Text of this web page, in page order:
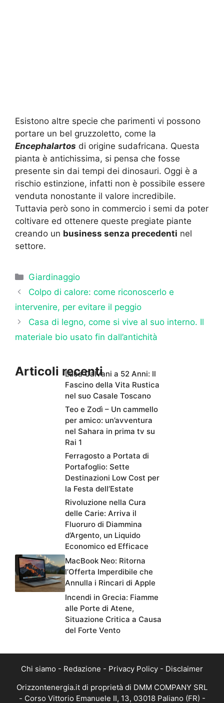
Esistono altre specie che parimenti vi possono
portare un bel gruzzoletto, come la
Encephalartos di origine sudafricana. Questa
pianta è antichissima, si pensa che fosse
presente sin dai tempi dei dinosauri. Oggi è a
rischio estinzione, infatti non è possibile essere
venduta nonostante il valore incredibile.
Tuttavia però sono in commercio i semi da poter
coltivare ed ottenere queste pregiate piante
creando un business senza precedenti nel
settore.
Categorie
Giardinaggio
Colpo di calore: come riconoscerlo e
intervenire, per evitare il peggio
Casa di legno, come si vive al suo interno. Il
materiale bio usato fin dall’antichità
Articoli recentiLuca Calvani a 52 Anni: Il
Fascino della Vita Rustica
nel suo Casale Toscano
Teo e Zodì – Un cammello
per amico: un’avventura
nel Sahara in prima tv su
Rai 1
Ferragosto a Portata di
Portafoglio: Sette
Destinazioni Low Cost per
la Festa dell’Estate
Rivoluzione nella Cura
delle Carie: Arriva il
Fluoruro di Diammina
d’Argento, un Liquido
Economico ed Efficace
MacBook Neo: Ritorna
l’Offerta Imperdibile che
Annulla i Rincari di Apple
Incendi in Grecia: Fiamme
alle Porte di Atene,
Situazione Critica a Causa
del Forte Vento
Chi siamo - Redazione - Privacy Policy - Disclaimer
Orizzontenergia.it di proprietà di DMM COMPANY SRL
- Corso Vittorio Emanuele II, 13, 03018 Paliano (FR) -